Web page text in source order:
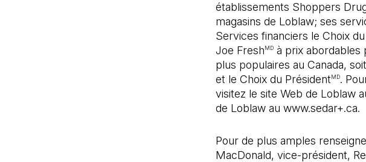
établissements Shoppers
magasins de Loblaw; ses
Services financiers le Choix
Joe FreshMDà prix abordables
plus populaires au Canada,
et le Choix du PrésidentMD.
visitez le site Web de Loblaw
de Loblaw au www.sedar+.ca.
Pour de plus amples
MacDonald, vice-président,